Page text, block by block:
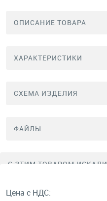
ОПИСАНИЕ ТОВАРА
ХАРАКТЕРИСТИКИ
СХЕМА ИЗДЕЛИЯ
ФАЙЛЫ
C ЭТИМ ТОВАРОМ ИСКАЛИ
Цена с НДС: